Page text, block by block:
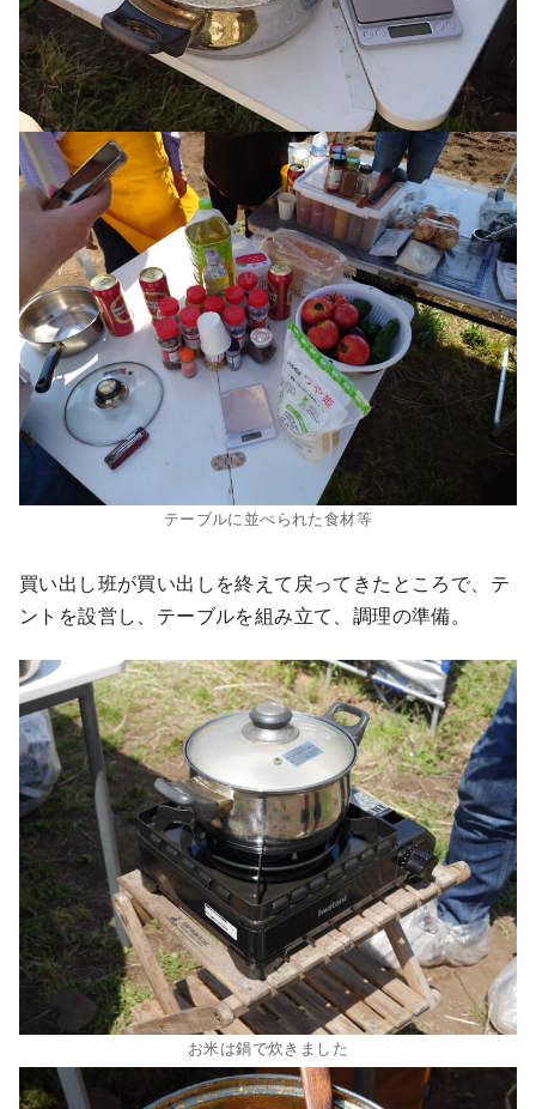
テーブルに並べられた食材等
買い出し班が買い出しを終えて戻ってきたところで、テ
ントを設営し、テーブルを組み立て、調理の準備。
お米は鍋で炊きました